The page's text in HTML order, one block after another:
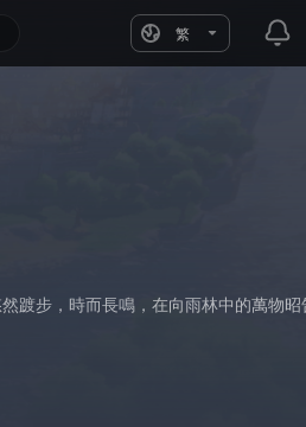
繁
踱步，時而長鳴，在向雨林中的萬物